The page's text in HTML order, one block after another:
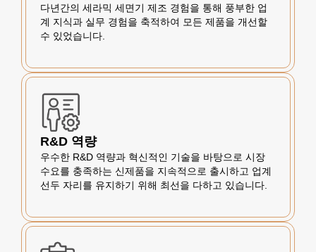
다년간의 세라믹 세면기 제조 경험을 통해 풍부한 업
계 지식과 실무 경험을 축적하여 모든 제품을 개선할
수 있었습니다.
R&D 역량
우수한 R&D 역량과 혁신적인 기술을 바탕으로 시장
수요를 충족하는 신제품을 지속적으로 출시하고 업계
선두 자리를 유지하기 위해 최선을 다하고 있습니다.